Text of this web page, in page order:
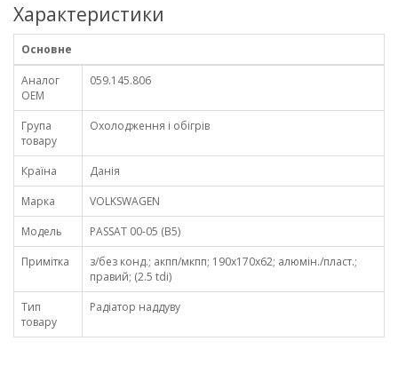
Характеристики
Основне
Аналог
OEM
059.145.806
Група
товару
Охолодження і обігрів
Країна
Данія
Марка
VOLKSWAGEN
Модель
PASSAT 00-05 (B5)
Примітка
з/без конд.; акпп/мкпп; 190x170x62; алюмін./пласт.;
правий; (2.5 tdi)
Тип
товару
Радіатор наддуву